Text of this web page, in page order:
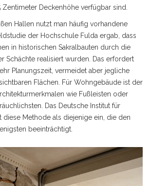
Zentimeter Deckenhöhe verfügbar sind.
Hallen nutzt man häufig vorhandene
der Hochschule Fulda ergab, dass
in historischen Sakralbauten durch die
Schächte realisiert wurden. Das erfordert
Planungszeit, vermeidet aber jegliche
Flächen. Für Wohngebäude ist der
wie Fußleisten oder
Das Deutsche Institut für
diese Methode als diejenige ein, die den
beeinträchtigt.